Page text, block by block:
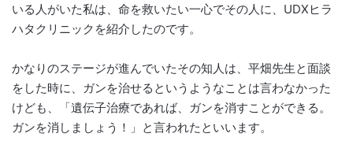
いる人がいた私は、命を救いたい一心でその人に、UDXヒラ
ハタクリニックを紹介したのです。
かなりのステージが進んでいたその知人は、平畑先生と面談
をした時に、ガンを治せるというようなことは言わなかった
けども、「遺伝子治療であれば、ガンを消すことができる。
ガンを消しましょう！」と言われたといいます。